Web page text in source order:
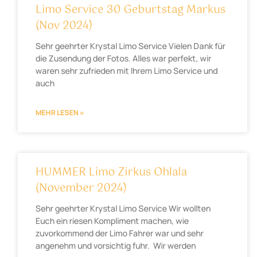
Limo Service 30 Geburtstag Markus
(Nov 2024)
Sehr geehrter Krystal Limo Service Vielen Dank für
die Zusendung der Fotos. Alles war perfekt, wir
waren sehr zufrieden mit Ihrem Limo Service und
auch
MEHR LESEN »
HUMMER Limo Zirkus Ohlala
(November 2024)
Sehr geehrter Krystal Limo Service Wir wollten
Euch ein riesen Kompliment machen, wie
zuvorkommend der Limo Fahrer war und sehr
angenehm und vorsichtig fuhr. Wir werden